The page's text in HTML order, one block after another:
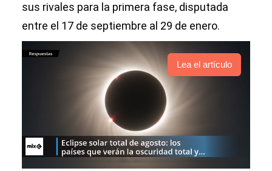
sus rivales para la primera fase, disputada
entre el 17 de septiembre al 29 de enero.
Lea el artículo